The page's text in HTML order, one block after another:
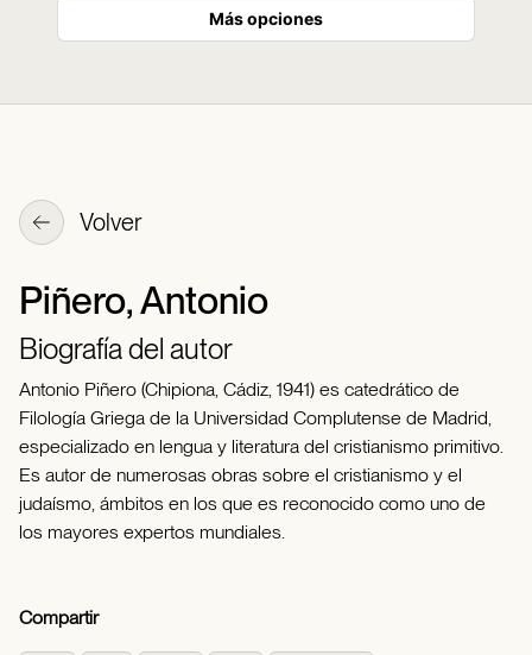
Más opciones
Volver
Piñero, Antonio
Biografía del autor
Antonio Piñero (Chipiona, Cádiz, 1941) es catedrático de
Filología Griega de la Universidad Complutense de Madrid,
especializado en lengua y literatura del cristianismo primitivo.
Es autor de numerosas obras sobre el cristianismo y el
judaísmo, ámbitos en los que es reconocido como uno de
los mayores expertos mundiales.
Compartir